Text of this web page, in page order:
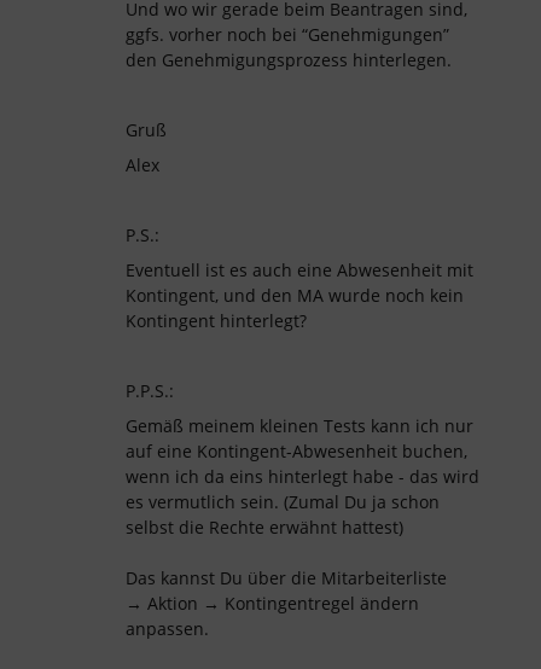
Und wo wir gerade beim Beantragen sind,
ggfs. vorher noch bei “Genehmigungen”
den Genehmigungsprozess hinterlegen.
Gruß
Alex
P.S.:
Eventuell ist es auch eine Abwesenheit mit
Kontingent, und den MA wurde noch kein
Kontingent hinterlegt?
P.P.S.:
Gemäß meinem kleinen Tests kann ich nur
auf eine Kontingent-Abwesenheit buchen,
wenn ich da eins hinterlegt habe - das wird
es vermutlich sein. (Zumal Du ja schon
selbst die Rechte erwähnt hattest)
Das kannst Du über die Mitarbeiterliste
→ Aktion → Kontingentregel ändern
anpassen.